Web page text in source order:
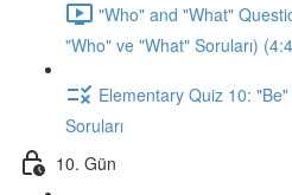
"Who" and "What"
"Who" ve "What" Soruları)
Elementary Quiz 10:
Soruları
10. Gün